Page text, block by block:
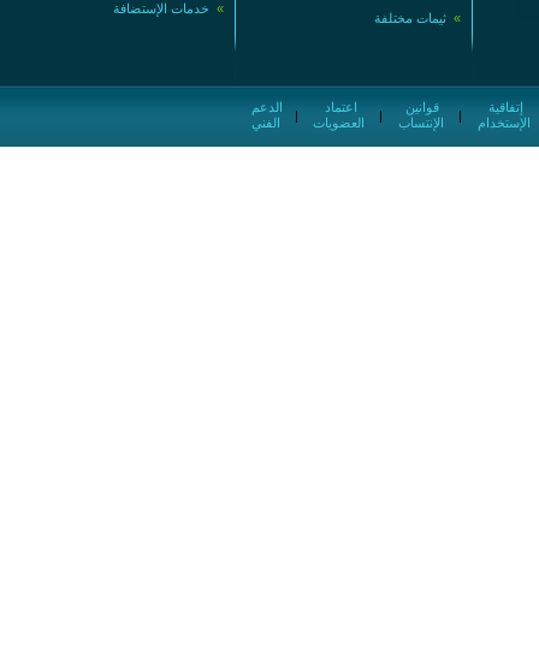
» خدمات الإستضافة
» ثيمات مختلفة
الفني
|
العضويات
|
الإنتساب
|
الإستخدام